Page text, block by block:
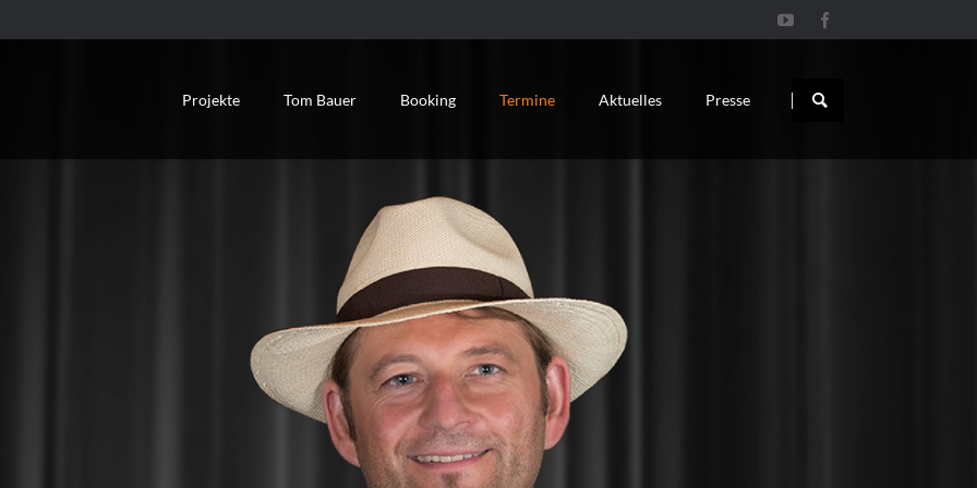
Projekte Tom Bauer Booking Termine Aktuelles Presse